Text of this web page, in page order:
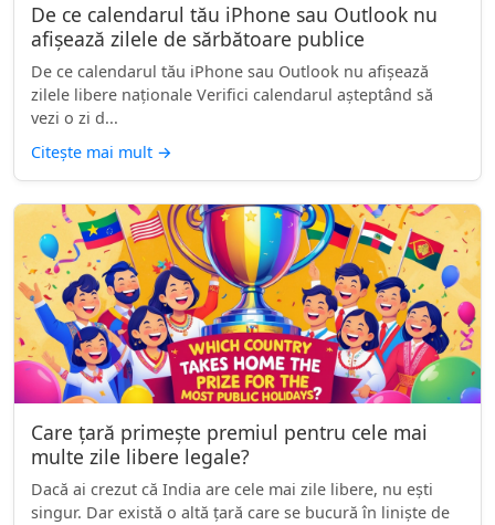
De ce calendarul tău iPhone sau Outlook nu
afișează zilele de sărbătoare publice
De ce calendarul tău iPhone sau Outlook nu afișează
zilele libere naționale Verifici calendarul așteptând să
vezi o zi d...
Citește mai mult →
Care țară primește premiul pentru cele mai
multe zile libere legale?
Dacă ai crezut că India are cele mai zile libere, nu ești
singur. Dar există o altă țară care se bucură în liniște de